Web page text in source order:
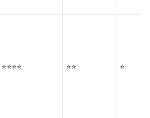
⭐⭐⭐⭐ ⭐⭐ ⭐